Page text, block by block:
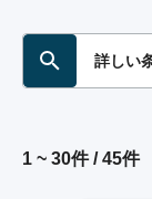
詳しい
1 ~ 30件 / 45件